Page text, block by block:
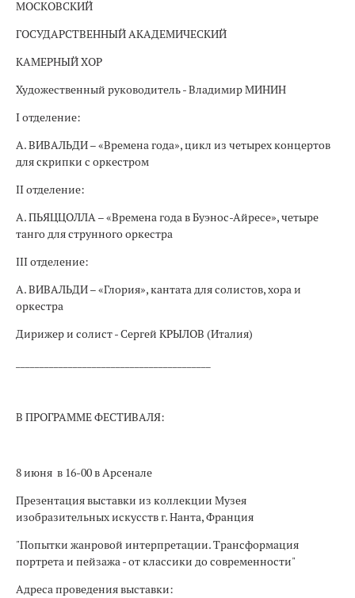
МОСКОВСКИЙ
ГОСУДАРСТВЕННЫЙ АКАДЕМИЧЕСКИЙ
КАМЕРНЫЙ ХОР
Художественный руководитель - Владимир МИНИН
I отделение:
А. ВИВАЛЬДИ – «Времена года», цикл из четырех концертов
для скрипки с оркестром
II отделение:
А. ПЬЯЦЦОЛЛА – «Времена года в Буэнос-Айресе», четыре
танго для струнного оркестра
III отделение:
А. ВИВАЛЬДИ – «Глория», кантата для солистов, хора и
оркестра
Дирижер и солист - Сергей КРЫЛОВ (Италия)
В ПРОГРАММЕ ФЕСТИВАЛЯ:
8 июня в 16-00 в Арсенале
Презентация выставки из коллекции Музея
изобразительных искусств г. Нанта, Франция
"Попытки жанровой интерпретации. Трансформация
портрета и пейзажа - от классики до современности"
Адреса проведения выставки: